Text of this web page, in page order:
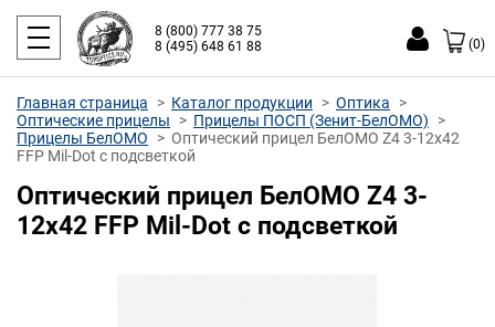
8 (800) 777 38 75
8 (495) 648 61 88
(0)
Главная страница Каталог продукции
Оптика
Оптические прицелы
Прицелы ПОСП (Зенит-БелОМО)
Прицелы БелОМО
Оптический прицел БелОМО Z4 3-12x42
FFP Mil-Dot с подсветкой
Оптический прицел БелОМО Z4 3-
12x42 FFP Mil-Dot с подсветкой